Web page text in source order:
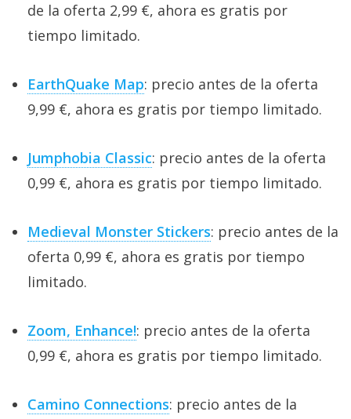
de la oferta 2,99 €, ahora es gratis por
tiempo limitado.
EarthQuake Map: precio antes de la oferta
9,99 €, ahora es gratis por tiempo limitado.
Jumphobia Classic: precio antes de la oferta
0,99 €, ahora es gratis por tiempo limitado.
Medieval Monster Stickers: precio antes de la
oferta 0,99 €, ahora es gratis por tiempo
limitado.
Zoom, Enhance!: precio antes de la oferta
0,99 €, ahora es gratis por tiempo limitado.
Camino Connections: precio antes de la